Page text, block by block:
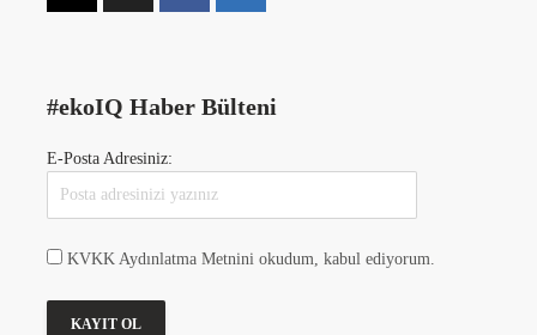
#ekoIQ Haber Bülteni
E-Posta Adresiniz:
KVKK Aydınlatma Metnini okudum, kabul ediyorum.